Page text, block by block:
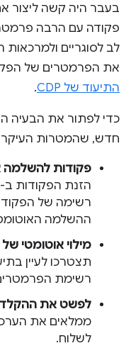
בעבר היה קשה ליצור
פקודה עם הרבה
לב לסוגריים ולמרכאות
את הפרמטרים של
התיעוד של CDP
.
חדש, שהמטרות
פקודות להשלמה
רשימה של
ההשלמה
מילוי אוטומטי
רשימת
לפשט את
ממלאים את
לשלוח.